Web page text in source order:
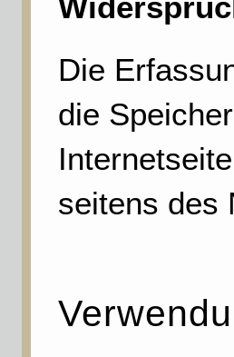
Die
die
seitens des